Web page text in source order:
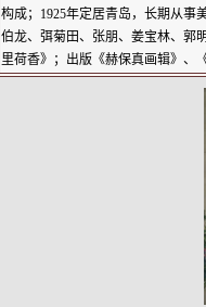
构成；1925年定居青岛，长期从事
伯龙、 弭菊田、 张朋、 姜宝林、郭
里荷香》；出版《赫保真画辑》、